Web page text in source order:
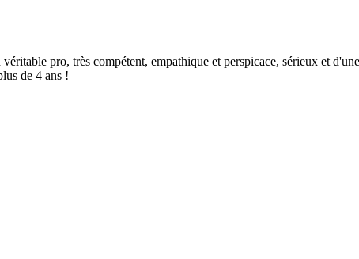
pro, très compétent, empathique et perspicace, sérieux et
de 4 ans !